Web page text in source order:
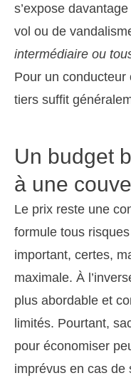
s’expose
vol ou de
intermédiaire ou
Pour un
tiers suffit
Un budget
à une
Le prix reste une
formule tous
important, certes,
maximale. À
plus abordable et
limités. Pourtant,
pour économiser
imprévus en cas de